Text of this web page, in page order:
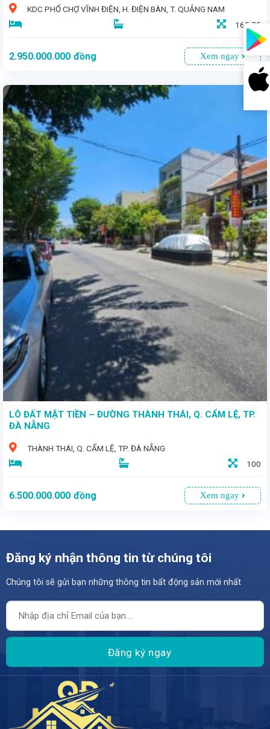
KDC PHỐ CHỢ VĨNH ĐIỆN, H. ĐIỆN BÀN, T. QUẢNG NAM
165,75
2.950.000.000 đồng Xem ngay
LÔ ĐẤT MẶT TIỀN – ĐƯỜNG THÀNH THÁI, Q. CẨM LỆ, TP.
ĐÀ NẴNG
THÀNH THÁI, Q. CẨM LỆ, TP. ĐÀ NẴNG
100
6.500.000.000 đồng Xem ngay
Đăng ký nhận thông tin từ chúng tôi
Chúng tôi sẽ gửi bạn những thông tin bất động sản mới nhất